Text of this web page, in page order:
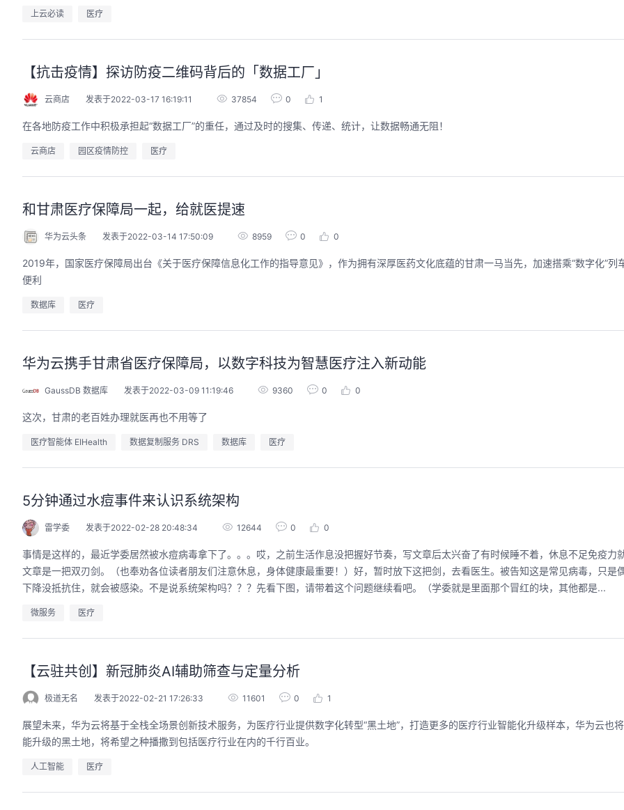
上云必读 医疗
【抗击疫情】探访防疫二维码背后的「数据工厂」
云商店 发表于2022-03-17 16:19:11 37854 0 1
在各地防疫工作中积极承担起“数据工厂”的重任，通过及时的搜集、传递、统计，让数据畅通无阻！
云商店 园区疫情防控 医疗
和甘肃医疗保障局一起，给就医提速
华为云头条 发表于2022-03-14 17:50:09 8959 0 0
2019年，国家医疗保障局出台《关于医疗保障信息化工作的指导意见》，作为拥有深厚医药文化底蕴的甘肃一马当先，加速搭乘“数字化”列
便利
数据库 医疗
华为云携手甘肃省医疗保障局，以数字科技为智慧医疗注入新动能
GaussDB 数据库 发表于2022-03-09 11:19:46 9360 0 0
这次，甘肃的老百姓办理就医再也不用等了
医疗智能体 EIHealth 数据复制服务 DRS 数据库 医疗
5分钟通过水痘事件来认识系统架构
雷学委 发表于2022-02-28 20:48:34 12644 0 0
事情是这样的，最近学委居然被水痘病毒拿下了。。。哎，之前生活作息没把握好节奏，写文章后太兴奋了有时候睡不着，休息不足免疫力
文章是一把双刃剑。（也奉劝各位读者朋友们注意休息，身体健康最重要！）好，暂时放下这把剑，去看医生。被告知这是常见病毒，只是
下降没抵抗住，就会被感染。不是说系统架构吗？？？先看下图，请带着这个问题继续看吧。（学委就是里面那个冒红的块，其他都是...
微服务 医疗
【云驻共创】新冠肺炎AI辅助筛查与定量分析
极道无名 发表于2022-02-21 17:26:33 11601 0 1
展望未来，华为云将基于全栈全场景创新技术服务，为医疗行业提供数字化转型“黑土地”，打造更多的医疗行业智能化升级样本，华为云也
能升级的黑土地，将希望之种播撒到包括医疗行业在内的千行百业。
人工智能 医疗